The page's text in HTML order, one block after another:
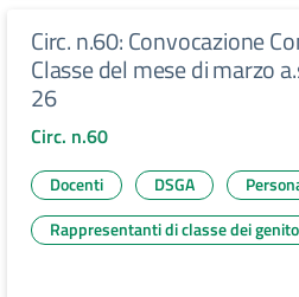
Circ. n.60: Convocazione
Classe del mese di marzo
26
Circ. n.60
Docenti DSGA
Rappresentanti di classe dei